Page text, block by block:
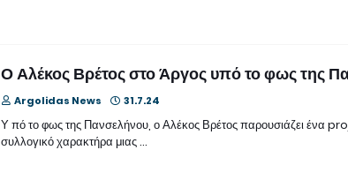
Ο Αλέκος Βρέτος στο Άργος υπό το φως της
Argolidas News 31.7.24
Υ πό το φως της Πανσελήνου, ο Αλέκος Βρέτος παρουσιάζει ένα
συλλογικό χαρακτήρα μιας …